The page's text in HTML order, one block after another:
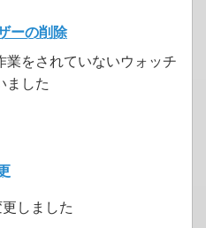
ーの削除
業をされていないウォッチ
ました
しました